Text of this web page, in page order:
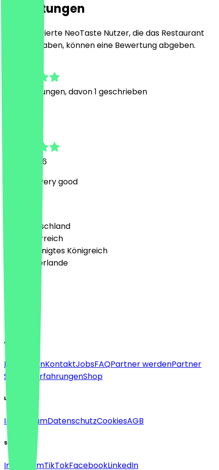
Bewertungen
Nur registrierte NeoTaste Nutzer, die das Restaurant
besucht haben, können eine Bewertung abgeben.
Bewertungen, davon 1 geschrieben
21. Juli 2026
Amazing very good
🇩🇪 Deutschland
🇦🇹 Österreich
🇬🇧 Vereinigtes Königreich
🇳🇱 Niederlande
Deutsch
English
About
Für FirmenKontaktJobsFAQPartner werdenPartner
Support
ErfahrungenShop
Legal
ImpressumDatenschutzCookiesAGB
Social
InstagramTikTokFacebookLinkedIn